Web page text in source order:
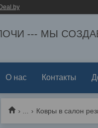
--- МЫ
О нас Контакты
Ковры в салон